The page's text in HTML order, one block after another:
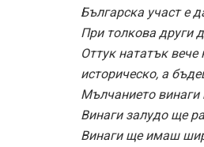
Българска участ е
При толкова други
Оттук нататък
историческо, а
Мълчанието винаги
Винаги залудо ще
Винаги ще имаш